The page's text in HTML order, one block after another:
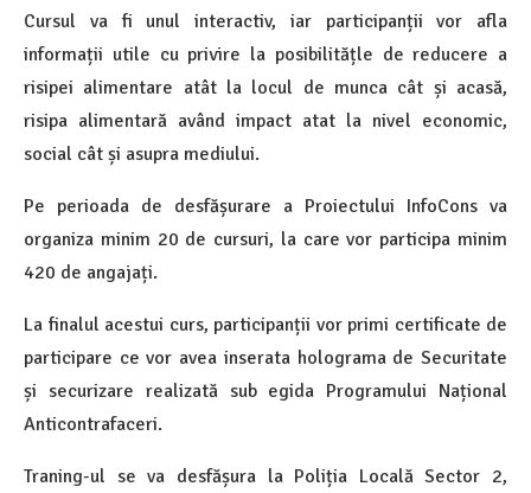
Cursul va fi unul interactiv, iar participanții vor afla
informații utile cu privire la posibilitățle de reducere a
risipei alimentare atât la locul de munca cât și acasă,
risipa alimentară având impact atat la nivel economic,
social cât și asupra mediului.
Pe perioada de desfășurare a Proiectului InfoCons va
organiza minim 20 de cursuri, la care vor participa minim
420 de angajați.
La finalul acestui curs, participanții vor primi certificate de
participare ce vor avea inserata holograma de Securitate
și securizare realizată sub egida Programului Național
Anticontrafaceri.
Traning-ul se va desfășura la Poliția Locală Sector 2,